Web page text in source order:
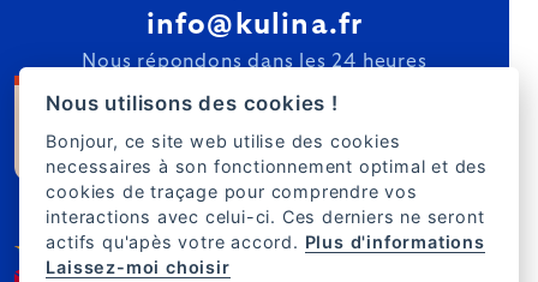
info@kulina.fr
Nous répondons dans les 24 heures
Nous utilisons des cookies !
Bonjour, ce site web utilise des cookies
necessaires à son fonctionnement optimal et des
cookies de traçage pour comprendre vos
interactions avec celui-ci. Ces derniers ne seront
actifs qu'apès votre accord. Plus d'informations
Laissez-moi choisir